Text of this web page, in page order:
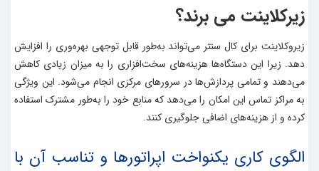
زیرکلاینت می ‌برند؟
زیروکلاینت برای کال سنتر می‌تواند به‌طور قابل توجهی بهره‌وری را افزایش
دهد. زیرا این دستگاه‌ها هزینه‌های سخت‌افزاری را به میزان زیادی کاهش
می‌دهند و تمامی پردازش‌ها در سرورهای مرکزی انجام می‌شود. این ویژگی
به مراکز تماس این امکان را می‌دهد که منابع خود را به‌طور مشترک استفاده
کرده و از هزینه‌های اضافی جلوگیری کنند.
الگوی کاری یکنواخت اپراتورها و تناسب آن با